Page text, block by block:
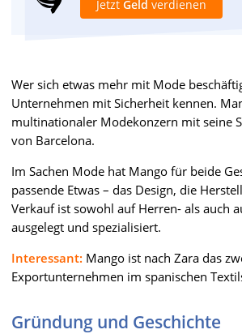
Jetzt Geld verdienen
Wer sich etwas mehr mit Mode
Unternehmen mit Sicherheit kennen.
multinationaler Modekonzern mit seine
von Barcelona.
Im Sachen Mode hat Mango für beide
passende Etwas – das Design, die
Verkauf ist sowohl auf Herren- als auch
ausgelegt und spezialisiert.
Interessant: Mango ist nach Zara das
Exportunternehmen im spanischen
Gründung und Geschichte